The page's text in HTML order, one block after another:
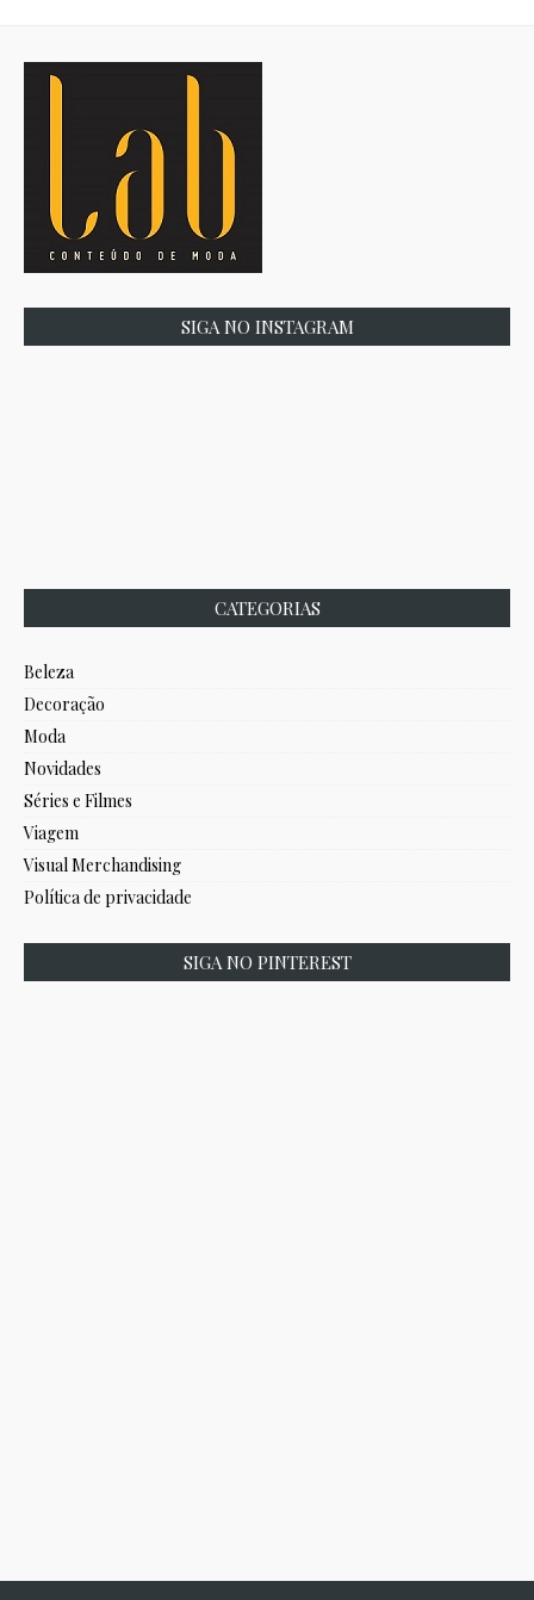
SIGA NO INSTAGRAM
CATEGORIAS
Beleza
Decoração
Moda
Novidades
Séries e Filmes
Viagem
Visual Merchandising
Política de privacidade
SIGA NO PINTEREST